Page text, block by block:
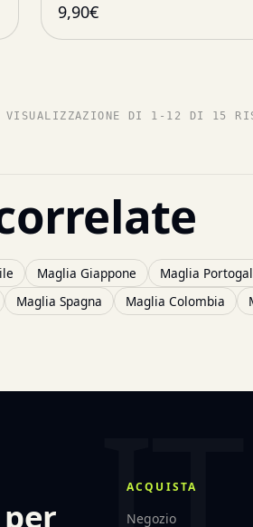
9,90€
VISUALIZZAZIONE DI 1-12 DI 15
Maglia Giappone Maglia
Maglia Spagna Maglia Colombia
ACQUISTA
Negozio